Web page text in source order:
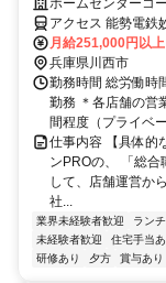
や、大阪本社勤務な
ホームセンターコ
アクセス 能勢電鉄
線 鼓滝徒歩約20分
＊全国転勤あり＊
配属は会社へご報
す。なお、2回目
／PROの配属につ
経験・エリア特性
いたします。ご応
へ配属となる可能
月給251,000円以上
兵庫県川西市
勤務時間 総労働時
勤務 ＊各店舗の営
間程度（プライベ
仕事内容 【具体的
ンPROの、 「総合
して、店舗運営か
社...
業界未経験者歓迎 ラン
未経験者歓迎
住宅手当あ
研修あり
夕方 賞与あり